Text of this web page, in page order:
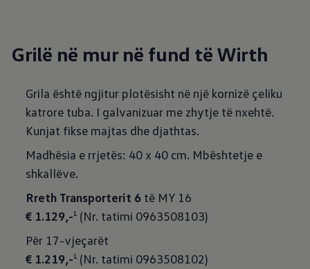
Grilë në mur në fund të Wirth
Grila është ngjitur plotësisht në një kornizë çeliku
katrore tuba. I galvanizuar me zhytje të nxehtë.
Kunjat fikse majtas dhe djathtas.
Madhësia e rrjetës: 40 x 40 cm. Mbështetje e
shkallëve.
Rreth Transporterit 6
€ 1.129,-1
(Nr. tatimi 0963508103)
€ 1.219,-1 (Nr. tatimi 0963508102)